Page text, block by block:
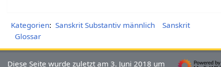
Kategorien: Sanskrit Substantiv männlich
Sanskrit
Glossar
Diese Seite wurde zuletzt am 3. Juni 2018 um